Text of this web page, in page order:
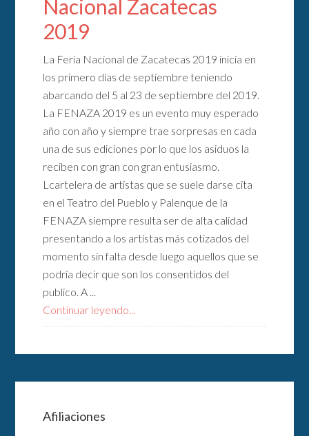
Nacional Zacatecas
2019
La Feria Nacional de Zacatecas 2019 inicia en
los primero días de septiembre teniendo
abarcando del 5 al 23 de septiembre del 2019.
La FENAZA 2019 es un evento muy esperado
año con año y siempre trae sorpresas en cada
una de sus ediciones por lo que los asiduos la
reciben con gran con gran entusiasmo.
Lcartelera de artistas que se suele darse cita
en el Teatro del Pueblo y Palenque de la
FENAZA siempre resulta ser de alta calidad
presentando a los artistas más cotizados del
momento sin falta desde luego aquellos que se
podría decir que son los consentidos del
publico. A ...
Continuar leyendo...
Afiliaciones